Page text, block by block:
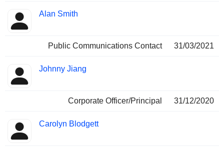
Alan Smith
Public Communications Contact 31/03/2021
Johnny Jiang
Corporate Officer/Principal 31/12/2020
Carolyn Blodgett